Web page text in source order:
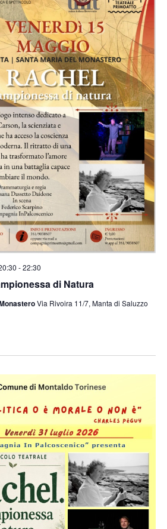
di Natura
-22:30
Via Rivoira 11/7, Manta di Saluzzo